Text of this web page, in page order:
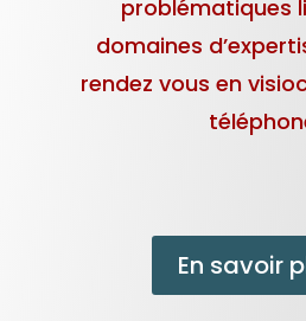
problématiques
domaines
rendez vous en
En savoir